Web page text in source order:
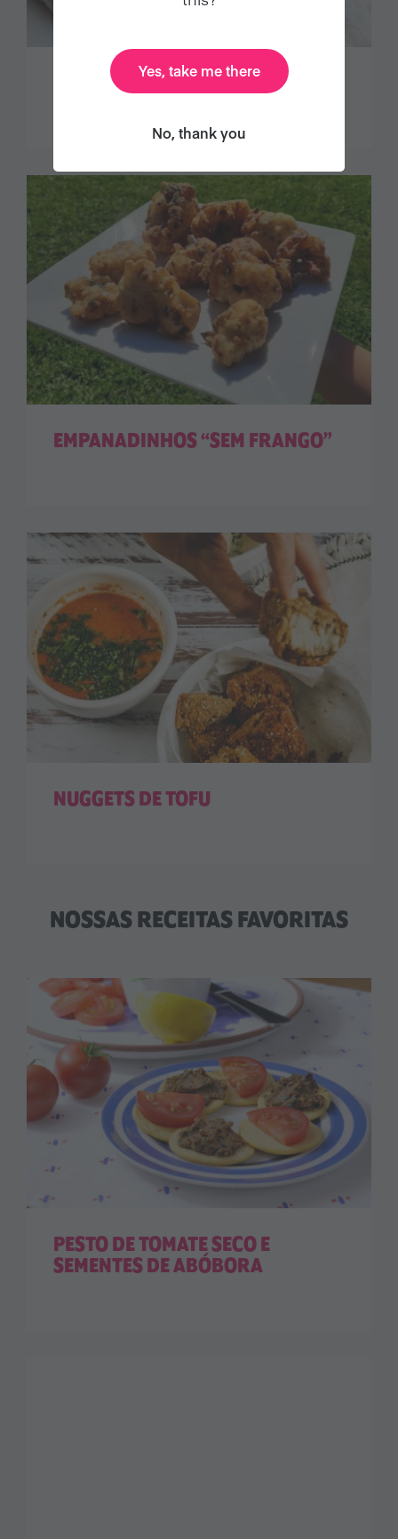
COGUMELO AO MOLHO INDIANO
EMPANADINHOS “SEM FRANGO”
NUGGETS DE TOFU
NOSSAS RECEITAS FAVORITAS
PESTO DE TOMATE SECO E
SEMENTES DE ABÓBORA
Yes, take me there
No, thank you